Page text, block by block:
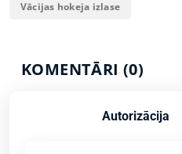
Vācijas hokeja izlase
KOMENTĀRI (0)
Autorizācija